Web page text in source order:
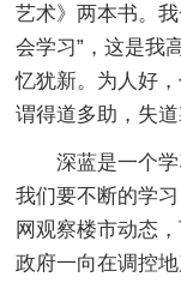
艺术》两本书。
会学习”，这是我
忆犹新。为人好
谓得道多助，失道
深蓝是一个
我们要不断的学
网观察楼市动态
政府一向在调控